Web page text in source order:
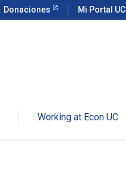
Donaciones Mi Portal UC
Working at Econ UC